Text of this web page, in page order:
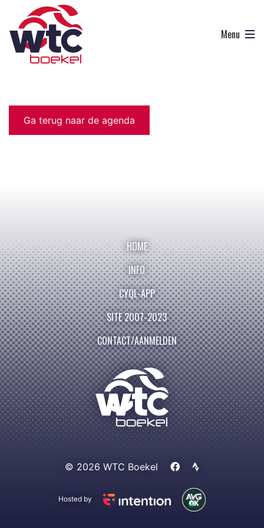
Ga terug naar de agenda
HOME
INFO
CYQL-APP
SITE 2007-2023
CONTACT/AANMELDEN
© 2026 WTC Boekel
Hosted by